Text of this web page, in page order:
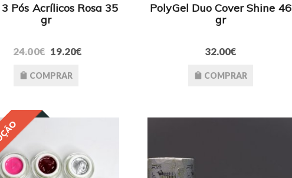
Pós Acrílicos Rosa 35
gr
24.00€ 19.20€
COMPRAR
PolyGel Duo Cover Shine 46
gr
32.00€
COMPRAR